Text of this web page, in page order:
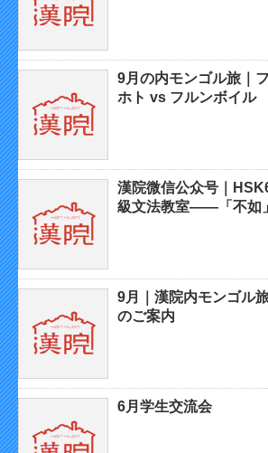
9月の内モンゴル旅｜
ホト vs フルンボイル
漢院微信公众号｜
級文法教室——「不如」
9月｜漢院内モンゴル
のご案内
6月学生交流会